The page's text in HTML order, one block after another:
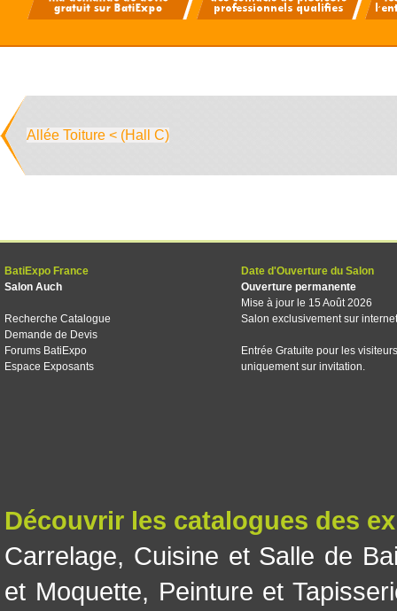
Allée Toiture < (Hall C)
BatiExpo France
Salon Auch
Recherche Catalogue
Demande de Devis
Forums BatiExpo
Espace Exposants
Date d'Ouverture du Salon
Ouverture permanente
Mise à jour le 15 Août 2026
Salon exclusivement sur internet
Entrée Gratuite pour les visiteurs
uniquement sur invitation.
Découvrir les catalogues des
Carrelage, Cuisine et Salle de
et Moquette, Peinture et